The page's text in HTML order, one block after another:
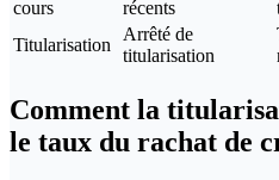
cours
récents
Titularisation
Arrêté de
titularisation
Comment la
le taux du rachat de